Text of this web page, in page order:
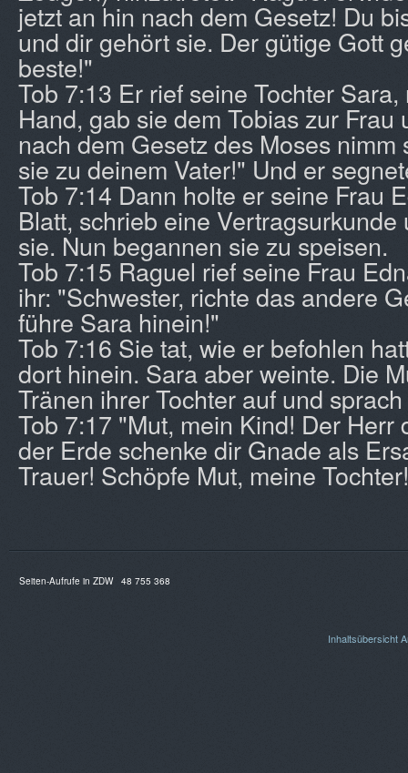
jetzt an hin nach dem Gesetz! Du
und dir gehört sie. Der gütige Gott
beste!"
Tob 7:13 Er rief seine Tochter
Hand, gab sie dem Tobias zur Frau
nach dem Gesetz des Moses
sie zu deinem Vater!" Und er
Tob 7:14 Dann holte er seine Frau
Blatt, schrieb eine Vertragsurkunde
sie. Nun begannen sie zu speisen.
Tob 7:15 Raguel rief seine Frau
ihr: "Schwester, richte das andere
führe Sara hinein!"
Tob 7:16 Sie tat, wie er befohlen
dort hinein. Sara aber weinte. Die
Tränen ihrer Tochter auf und
Tob 7:17 "Mut, mein Kind! Der Herr
der Erde schenke dir Gnade als
Trauer! Schöpfe Mut, meine
Seiten-Aufrufe in ZDW 48 755 368
Inhaltsübersicht